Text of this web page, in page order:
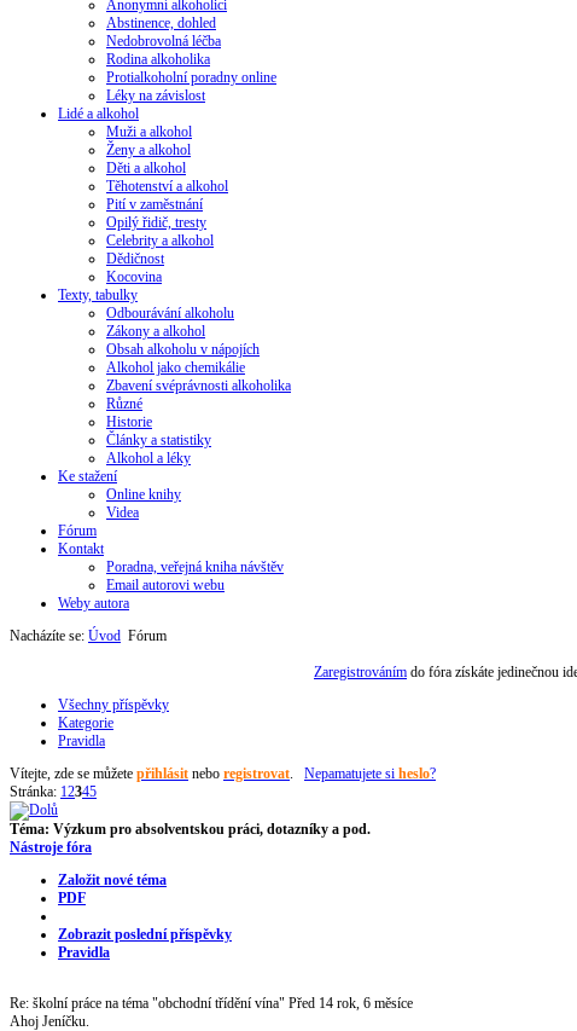
Anonymní alkoholici
Abstinence, dohled
Nedobrovolná léčba
Rodina alkoholika
Protialkoholní poradny online
Léky na závislost
Lidé a alkohol
Muži a alkohol
Ženy a alkohol
Děti a alkohol
Těhotenství a alkohol
Pití v zaměstnání
Opilý řidič, tresty
Celebrity a alkohol
Dědičnost
Kocovina
Texty, tabulky
Odbourávání alkoholu
Zákony a alkohol
Obsah alkoholu v nápojích
Alkohol jako chemikálie
Zbavení svéprávnosti alkoholika
Různé
Historie
Články a statistiky
Alkohol a léky
Ke stažení
Online knihy
Videa
Fórum
Kontakt
Poradna, veřejná kniha návštěv
Email autorovi webu
Weby autora
Nacházíte se: Úvod Fórum
Zaregistrováním do fóra získáte jedinečnou
Všechny příspěvky
Kategorie
Pravidla
Vítejte, zde se můžete přihlásit nebo registrovat. Nepamatujete si heslo?
Stránka: 12345
Téma: Výzkum pro absolventskou práci, dotazníky a pod.
Nástroje fóra
Založit nové téma
PDF
Zobrazit poslední příspěvky
Pravidla
Re: školní práce na téma "obchodní třídění vína" Před 14 rok, 6 měsíce
Ahoj Jeníčku.